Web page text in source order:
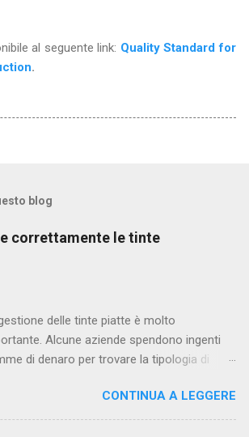
al seguente link: Quality Standard for
.
blog
correttamente le tinte
delle tinte piatte è molto
Alcune aziende spendono ingenti
di denaro per trovare la tipologia di
scelgono il colore giusto, vogliono che
entro una certa tolleranza. Per
CONTINUA A LEGGERE